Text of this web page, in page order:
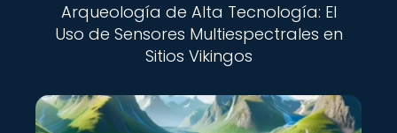
Arqueología de Alta Tecnología: El
Uso de Sensores Multiespectrales en
Sitios Vikingos